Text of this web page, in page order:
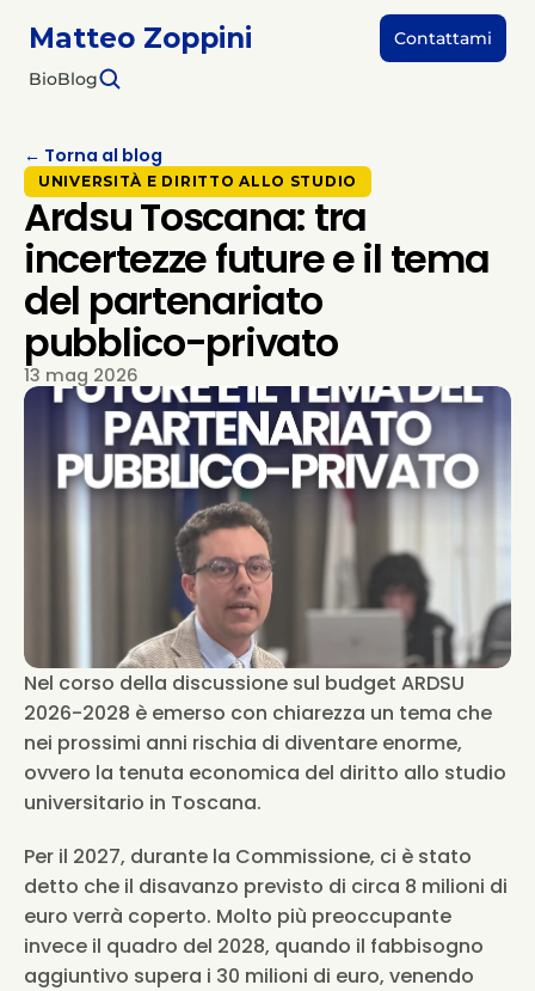
← Torna al blog
UNIVERSITÀ E DIRITTO ALLO STUDIO
Ardsu Toscana: tra
incertezze future e il tema
del partenariato
pubblico-privato
13 mag 2026
Nel corso della discussione sul budget ARDSU
2026-2028 è emerso con chiarezza un tema che
nei prossimi anni rischia di diventare enorme,
ovvero la tenuta economica del diritto allo studio
universitario in Toscana.
Per il 2027, durante la Commissione, ci è stato
detto che il disavanzo previsto di circa 8 milioni di
euro verrà coperto. Molto più preoccupante
invece il quadro del 2028, quando il fabbisogno
aggiuntivo supera i 30 milioni di euro, venendo
Matteo Zoppini
Contattami
BioBlog